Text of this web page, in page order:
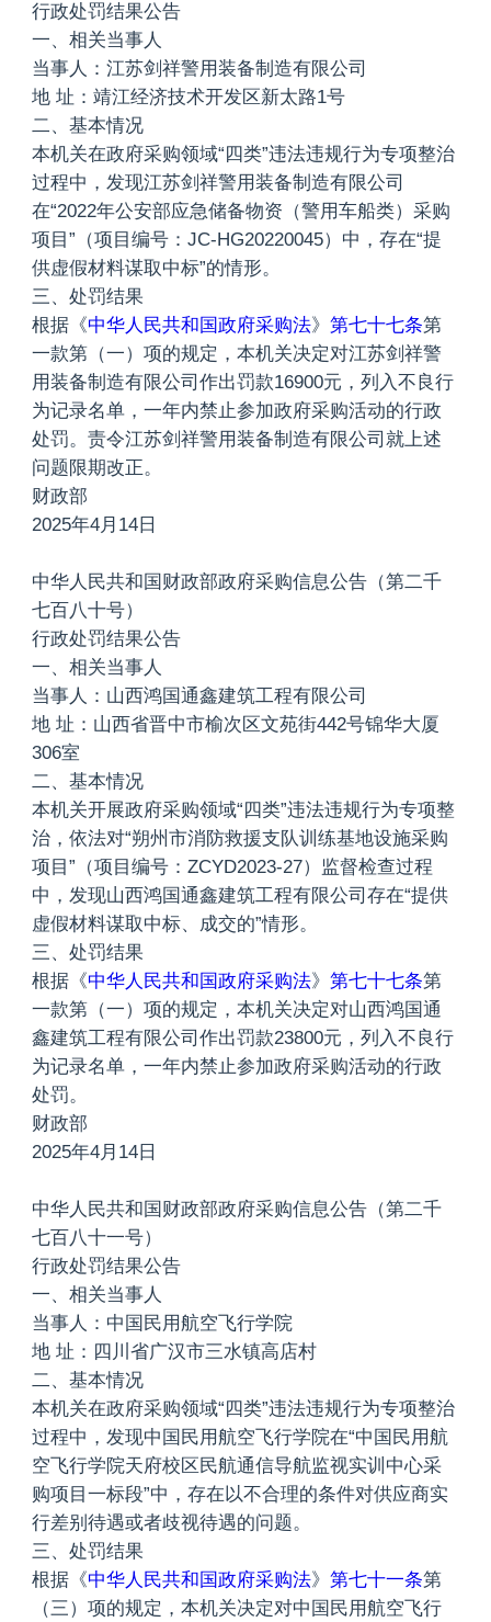
行政处罚结果公告
一、相关当事人
当事人：江苏剑祥警用装备制造有限公司
地 址：靖江经济技术开发区新太路1号
二、基本情况
本机关在政府采购领域“四类”违法违规行为专项整治
过程中，发现江苏剑祥警用装备制造有限公司
在“2022年公安部应急储备物资（警用车船类）采购
项目”（项目编号：JC-HG20220045）中，存在“提
供虚假材料谋取中标”的情形。
三、处罚结果
根据《中华人民共和国政府采购法》 第七十七条第
一款第（一）项的规定，本机关决定对江苏剑祥警
用装备制造有限公司作出罚款16900元，列入不良行
为记录名单，一年内禁止参加政府采购活动的行政
处罚。责令江苏剑祥警用装备制造有限公司就上述
问题限期改正。
财政部
2025年4月14日
中华人民共和国财政部政府采购信息公告（第二千
七百八十号）
行政处罚结果公告
一、相关当事人
当事人：山西鸿国通鑫建筑工程有限公司
地 址：山西省晋中市榆次区文苑街442号锦华大厦
306室
二、基本情况
本机关开展政府采购领域“四类”违法违规行为专项整
治，依法对“朔州市消防救援支队训练基地设施采购
项目”（项目编号：ZCYD2023-27）监督检查过程
中，发现山西鸿国通鑫建筑工程有限公司存在“提供
虚假材料谋取中标、成交的”情形。
三、处罚结果
根据《中华人民共和国政府采购法》 第七十七条第
一款第（一）项的规定，本机关决定对山西鸿国通
鑫建筑工程有限公司作出罚款23800元，列入不良行
为记录名单，一年内禁止参加政府采购活动的行政
处罚。
财政部
2025年4月14日
中华人民共和国财政部政府采购信息公告（第二千
七百八十一号）
行政处罚结果公告
一、相关当事人
当事人：中国民用航空飞行学院
地 址：四川省广汉市三水镇高店村
二、基本情况
本机关在政府采购领域“四类”违法违规行为专项整治
过程中，发现中国民用航空飞行学院在“中国民用航
空飞行学院天府校区民航通信导航监视实训中心采
购项目一标段”中，存在以不合理的条件对供应商实
行差别待遇或者歧视待遇的问题。
三、处罚结果
根据《中华人民共和国政府采购法》 第七十一条第
（三）项的规定，本机关决定对中国民用航空飞行